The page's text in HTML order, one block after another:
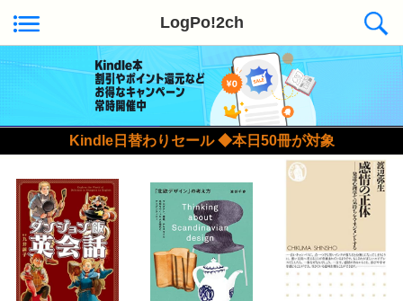
LogPo!2ch
Kindle日替わりセール ◆本日50冊が対象